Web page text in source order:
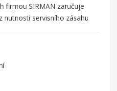
firmou SIRMAN zaručuje
servisního zásahu